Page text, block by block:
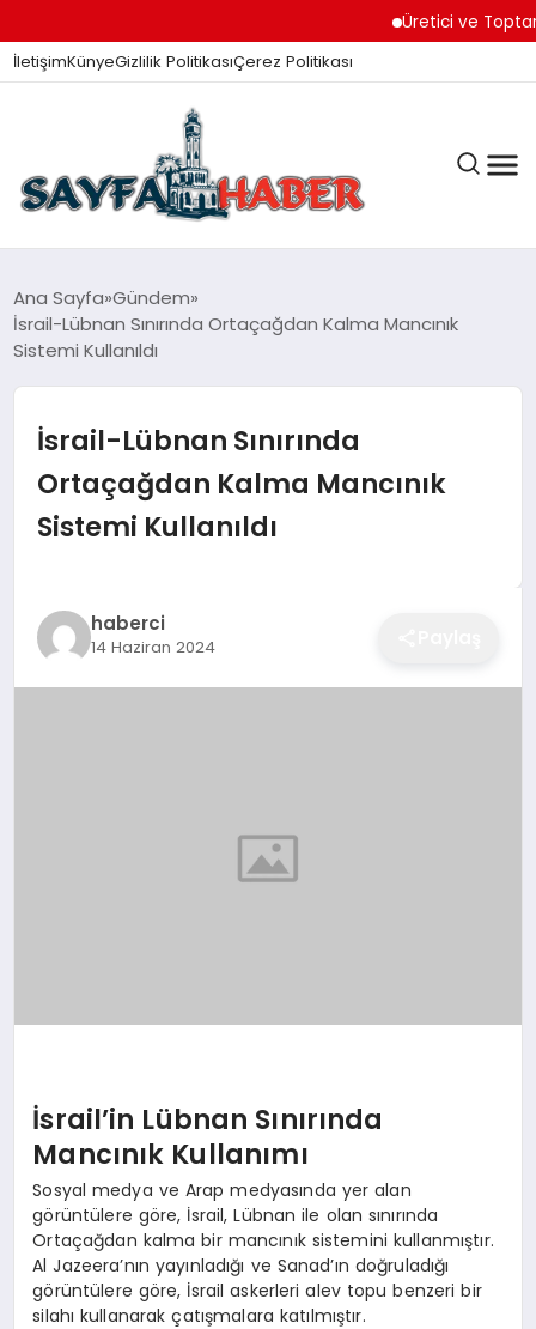
Üretici ve
İletişimKünyeGizlilik PolitikasıÇerez Politikası
ANA SAYFA
GÜNDEM
İZMIR HABERLERI
EKONOMI
Ana Sayfa Gündem
İsrail-Lübnan Sınırında Ortaçağdan Kalma Mancınık
Sistemi Kullanıldı
İsrail-Lübnan Sınırında
Ortaçağdan Kalma Mancınık
Sistemi Kullanıldı
haberci
14 Haziran 2024
İsrail’in Lübnan Sınırında
Mancınık Kullanımı
Sosyal medya ve Arap medyasında yer alan
görüntülere göre, İsrail, Lübnan ile olan sınırında
Ortaçağdan kalma bir mancınık sistemini kullanmıştır.
Al Jazeera’nın yayınladığı ve Sanad’ın doğruladığı
görüntülere göre, İsrail askerleri alev topu benzeri bir
silahı kullanarak çatışmalara katılmıştır.